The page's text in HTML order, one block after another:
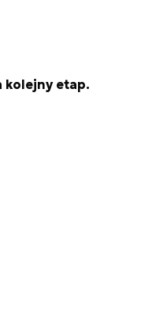
kolejny etap.